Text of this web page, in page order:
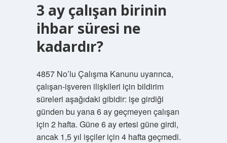
3 ay çalışan birinin
ihbar süresi ne
kadardır?
4857 No’lu Çalışma Kanunu uyarınca,
çalışan-işveren ilişkileri için bildirim
süreleri aşağıdaki gibidir: işe girdiği
günden bu yana 6 ay geçmeyen çalışan
için 2 hafta. Güne 6 ay ertesi güne girdi,
ancak 1,5 yıl işçiler için 4 hafta geçmedi.